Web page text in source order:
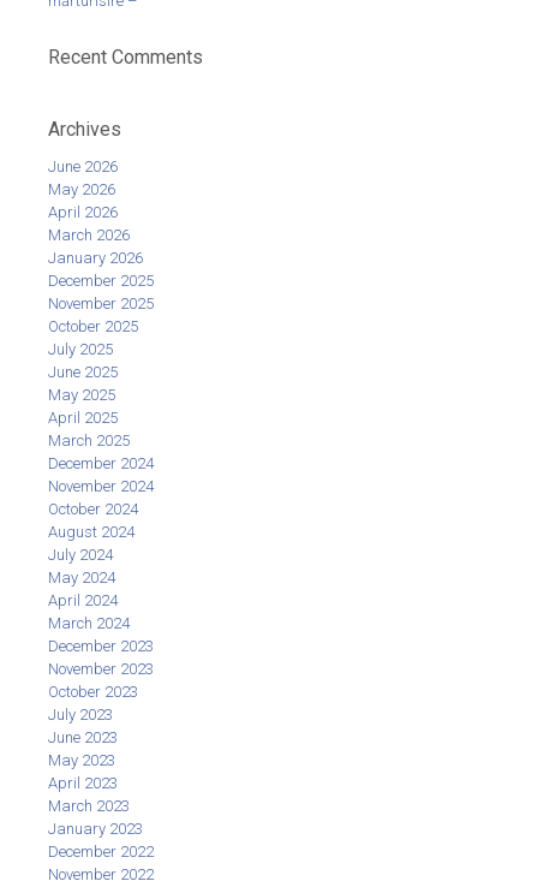
Recent Comments
Archives
June 2026
May 2026
April 2026
March 2026
January 2026
December 2025
November 2025
October 2025
July 2025
June 2025
May 2025
April 2025
March 2025
December 2024
November 2024
October 2024
August 2024
July 2024
May 2024
April 2024
March 2024
December 2023
November 2023
October 2023
July 2023
June 2023
May 2023
April 2023
March 2023
January 2023
December 2022
November 2022